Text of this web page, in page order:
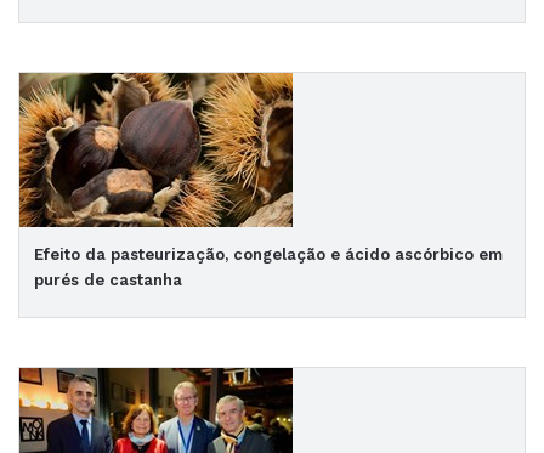
Efeito da pasteurização, congelação e ácido ascórbico em
purés de castanha